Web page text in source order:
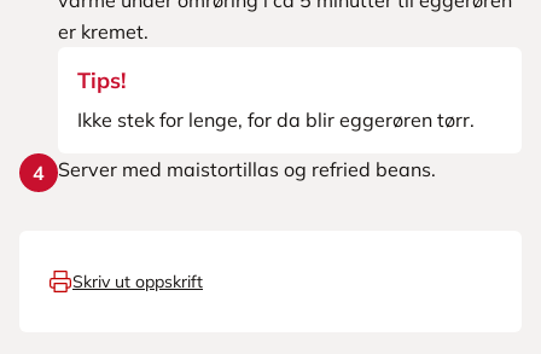
er kremet.
Tips!
Ikke stek for lenge, for da blir eggerøren tørr.
4 Server med maistortillas og refried beans.
Skriv ut oppskrift